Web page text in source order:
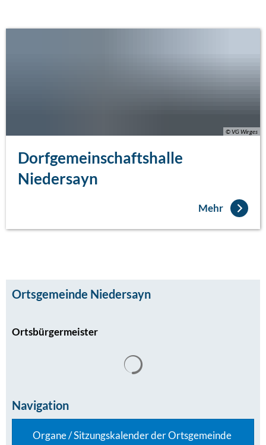
© VG Wirges
Dorfgemeinschaftshalle
Niedersayn
Mehr
Ortsgemeinde Niedersayn
Ortsbürgermeister
Navigation
Organe / Sitzungskalender der Ortsgemeinde